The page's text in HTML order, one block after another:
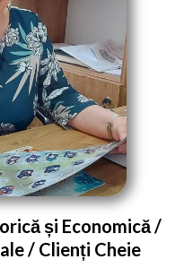
și Economică /
/ Clienți Cheie